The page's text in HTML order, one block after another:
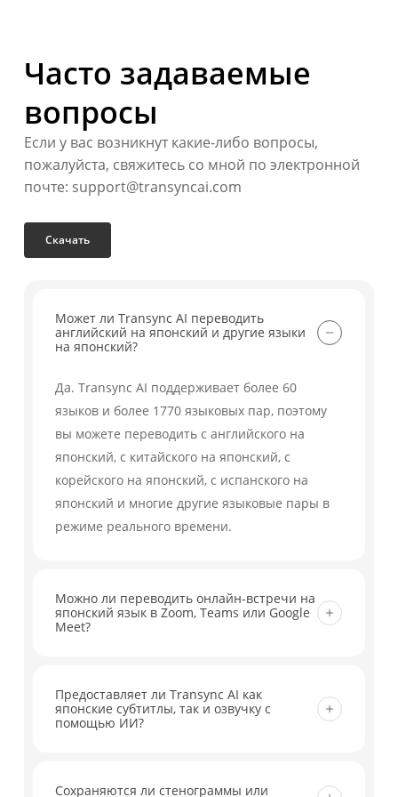
Часто задаваемые
вопросы
Если у вас возникнут какие-либо вопросы,
пожалуйста, свяжитесь со мной по электронной
почте: support@transyncai.com
Скачать
Может ли Transync AI переводить
английский на японский и другие языки
на японский?
Да. Transync AI поддерживает более 60
языков и более 1770 языковых пар, поэтому
вы можете переводить с английского на
японский, с китайского на японский, с
корейского на японский, с испанского на
японский и многие другие языковые пары в
режиме реального времени.
Можно ли переводить онлайн-встречи на
японский язык в Zoom, Teams или Google
Meet?
Teams, Google Meet и другими популярными
инструментами для проведения совещаний,
субтитрами и готовыми к использованию
Предоставляет ли Transync AI как
японские субтитлы, так и озвучку с
помощью ИИ?
виде субтитров в реальном времени, а также
Сохраняются ли стенограммы или